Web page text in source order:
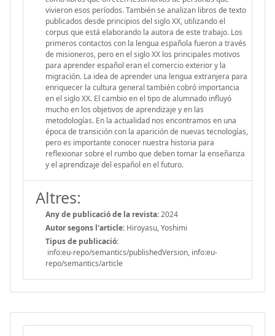
vivieron esos períodos. También se analizan libros de texto
publicados desde principios del siglo XX, utilizando el
corpus que está elaborando la autora de este trabajo. Los
primeros contactos con la lengua española fueron a través
de misioneros, pero en el siglo XX los principales motivos
para aprender español eran el comercio exterior y la
migración. La idea de aprender una lengua extranjera para
enriquecer la cultura general también cobró importancia
en el siglo XX. El cambio en el tipo de alumnado influyó
mucho en los objetivos de aprendizaje y en las
metodologías. En la actualidad nos encontramos en una
época de transición con la aparición de nuevas tecnologías,
pero es importante conocer nuestra historia para
reflexionar sobre el rumbo que deben tomar la enseñanza
y el aprendizaje del español en el futuro.
Altres:
Any de publicació de la revista:2024
Autor segons l'article: Hiroyasu, Yoshimi
Tipus de publicació:
info:eu-repo/semantics/publishedVersion, info:eu-
repo/semantics/article